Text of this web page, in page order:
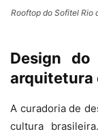
Rooftop do Sofitel Rio
Design
arquitetura
A curadoria de
cultura